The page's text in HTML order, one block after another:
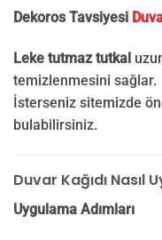
Dekoros Tavsiyesi
Leke tutmaz tutkal
temizlenmesini sağlar.
İsterseniz sitemizde
bulabilirsiniz.
Duvar Kağıdı Nasıl
Uygulama Adımları